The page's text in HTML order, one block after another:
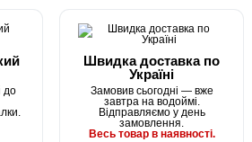
до
Швидка доставка по
Україні
Замовив сьогодні — вже
завтра на водоймі.
Відправляємо у день
замовлення.
Весь товар в наявності.